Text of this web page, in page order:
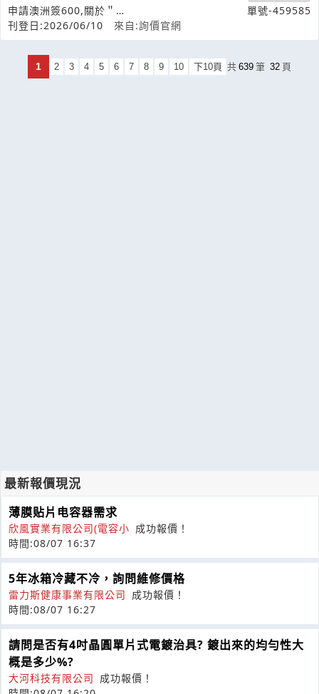
申請澳洲簽600,關於＂
Travelhistory,Evidenceof&quo
刊登日:2026/06/10 來自:詢價官網
單號-459585
1 2 3 4 5 6 7 8 9 10 下10頁 共 639 筆 32 頁
最新報價現況
薄膜贴片电容器需求
欣風實業有限公司(電容小 成功報價！
時間:08/07 16:37
5年冰箱冷藏不冷，詢問維修價格
雷力斯健康事業有限公司 成功報價！
時間:08/07 16:27
請問是否有4吋晶圓單片式電鍍治具? 鍍出來的均勻性大
概是多少%?
大河科技有限公司 成功報價！